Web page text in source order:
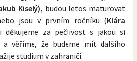
Kiselý), budou letos maturovat
jsou v prvním ročníku (Klára
děkujeme za pečlivost s jakou si
a věříme, že budeme mít dalšího
studium v zahraničí.